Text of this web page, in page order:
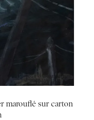
marouflé sur carton